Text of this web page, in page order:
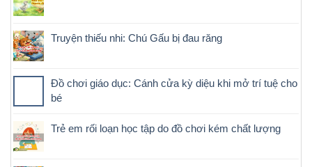
Truyện thiếu nhi: Chú Gấu bị đau răng
Đồ chơi giáo dục: Cánh cửa kỳ diệu khi mở trí tuệ cho
bé
Trẻ em rối loạn học tập do đồ chơi kém chất lượng